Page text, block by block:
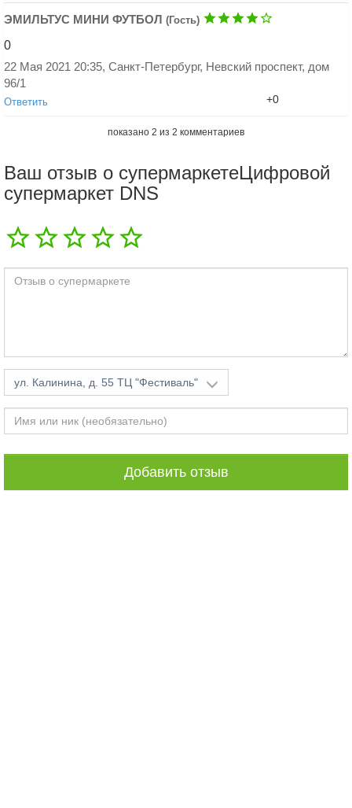
ЭМИЛЬТУС МИНИ ФУТБОЛ (Гость)
0
22 Мая 2021 20:35, Санкт-Петербург, Невский проспект, дом
96/1
Ответить +0
Добавить ответ
показано 2 из 2 комментариев
Ваш отзыв о супермаркетеЦифровой
супермаркет DNS
ул. Калинина, д. 55 ТЦ "Фестиваль"
Добавить отзыв